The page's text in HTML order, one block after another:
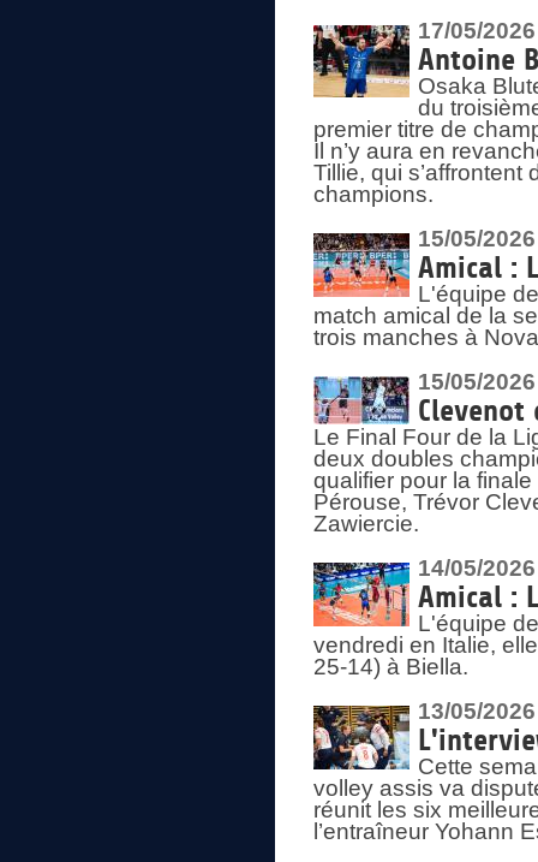
17/05/2026
Antoine
Osaka
du
premier titre de
Il n’y aura en
Tillie, qui
champions.
15/05/2026
Amical :
L'équipe
match amical de la
trois manches à
15/05/2026
Le Final Four de la
deux doubles
qualifier pour la
Pérouse, Trévor
Zawiercie.
14/05/2026
Amical :
L'équipe
vendredi en Italie,
25-14) à Biella.
13/05/2026
Cette
volley assis va
réunit les six
l’entraîneur Yohann